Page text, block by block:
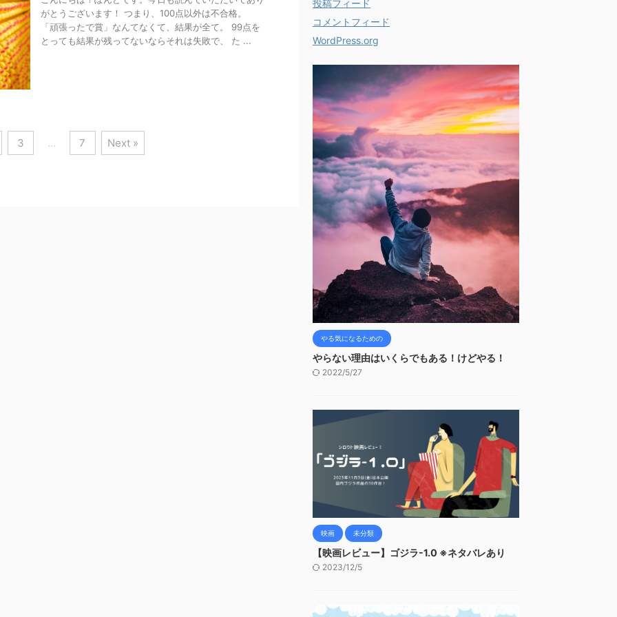
がとうございます！ つまり、100点以外は不合格。
「頑張ったで賞」なんてなくて、結果が全て。 99点を
とっても結果が残ってないならそれは失敗で、 た ...
3 … 7 Next »
投稿フィード
コメントフィード
WordPress.org
やる気になるための
やらない理由はいくらでもある！けどやる！
2022/5/27
映画 未分類
【映画レビュー】ゴジラ-1.0 ※ネタバレあり
2023/12/5